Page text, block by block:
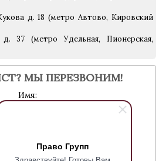
Право Групп
д. 18 (метро Автово, Кировский
д. 37 (метро Удельная, Пионерская,
МЫ ПЕРЕЗВОНИМ!
Имя: